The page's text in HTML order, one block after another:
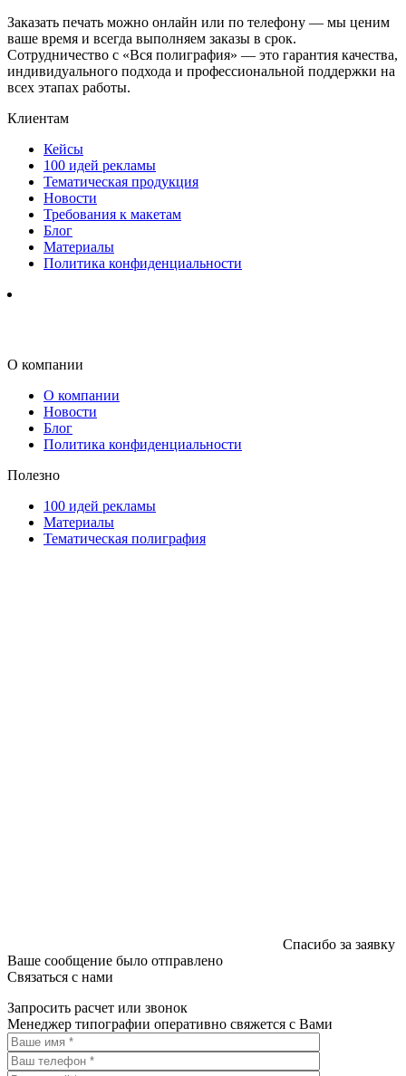
Заказать печать можно онлайн или по телефону — мы ценим
ваше время и всегда выполняем заказы в срок.
Сотрудничество с «Вся полиграфия» — это гарантия качества,
индивидуального подхода и профессиональной поддержки на
всех этапах работы.
Клиентам
Кейсы
100 идей рекламы
Тематическая продукция
Новости
Требования к макетам
Блог
Материалы
Политика конфиденциальности
О компании
О компании
Новости
Блог
Политика конфиденциальности
Полезно
100 идей рекламы
Материалы
Тематическая полиграфия
Спасибо за заявку
Ваше сообщение было отправлено
Связаться с нами
Запросить расчет или звонок
Менеджер типографии оперативно свяжется с Вами